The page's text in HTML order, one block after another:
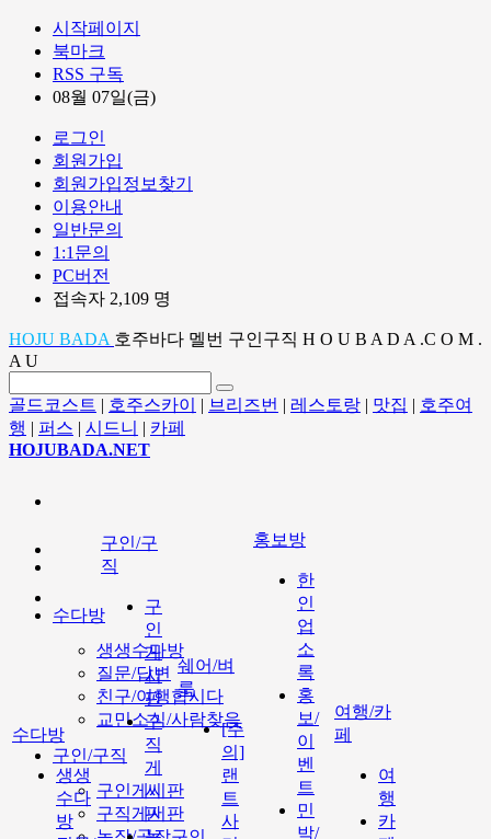
시작페이지
북마크
RSS 구독
08월 07일(금)
로그인
회원가입
회원가입정보찾기
이용안내
일반문의
1:1문의
PC버전
접속자 2,109 명
HOJU BADA 호주바다 멜번 구인구직 H O U B A D A .C O M .
A U
골드코스트 | 호주스카이 | 브리즈번 | 레스토랑 | 맛집 | 호주여
행 | 퍼스 | 시드니 | 카페
HOJUBADA.NET
수다방
생생수다방
질문/답변
친구/여행합시다
교민소식/사람찾음
구인/구직
구인게시판
구직게시판
수다방
생생
수다
방
구인/구
직
구
인
게
시
판
구
직
게
시
판
쉐어/벼
룩
[주
의]
랜
트
사
홍보방
한
인
업
소
록
홍
보/
이
벤
트
민
박/
여행/카
페
여
행
카